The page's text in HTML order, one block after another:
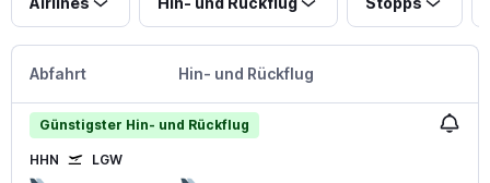
Abfahrt Hin- und Rückflug
Günstigster Hin- und Rückflug
HHN LGW